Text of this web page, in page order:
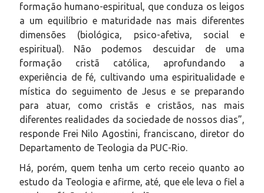
formação humano-espiritual, que conduza os leigos
a um equilíbrio e maturidade nas mais diferentes
dimensões (biológica, psico-afetiva, social e
espiritual). Não podemos descuidar de uma
formação cristã católica, aprofundando a
experiência de fé, cultivando uma espiritualidade e
mística do seguimento de Jesus e se preparando
para atuar, como cristãs e cristãos, nas mais
diferentes realidades da sociedade de nossos dias”,
responde Frei Nilo Agostini, franciscano, diretor do
Departamento de Teologia da PUC-Rio.
Há, porém, quem tenha um certo receio quanto ao
estudo da Teologia e afirme, até, que ele leva o fiel a